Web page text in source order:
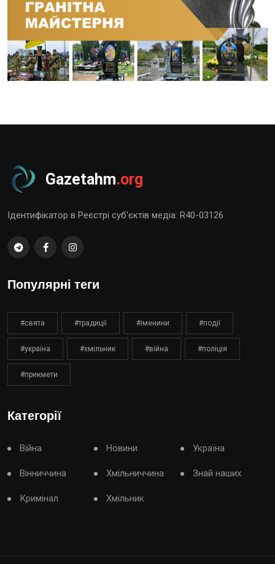
Gazetahm.org
Ідентифікатор в Реєстрі суб’єктів медіа: R40-03126
Популярні теги
#свята #традиції #іменини #події
#україна #хмільник #війна #поліція
#прикмети
Категорії
Війна Новини Україна
Вінниччина Хмільниччина Знай наших
Кримінал Хмільник